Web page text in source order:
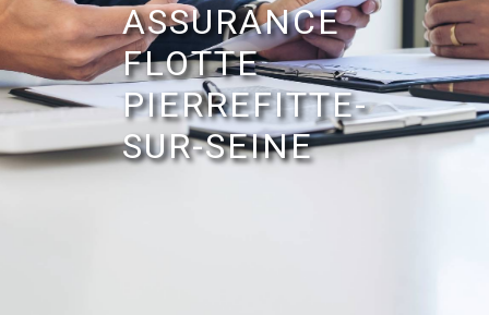
ASSURANCE
FLOTTE
PIERREFITTE-
SUR-SEINE